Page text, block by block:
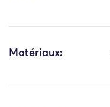
Matériaux: